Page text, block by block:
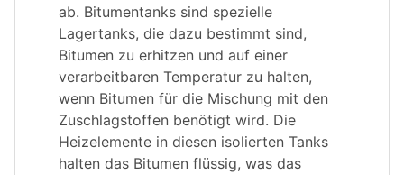
ab. Bitumentanks sind spezielle
Lagertanks, die dazu bestimmt sind,
Bitumen zu erhitzen und auf einer
verarbeitbaren Temperatur zu halten,
wenn Bitumen für die Mischung mit den
Zuschlagstoffen benötigt wird. Die
Heizelemente in diesen isolierten Tanks
halten das Bitumen flüssig, was das